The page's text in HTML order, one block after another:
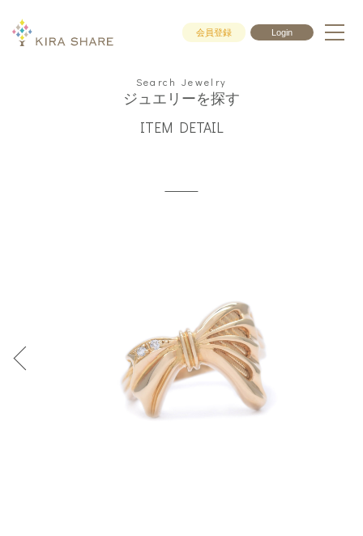
会員登録 Login
Search Jewelry
ジュエリーを探す
ITEM DETAIL